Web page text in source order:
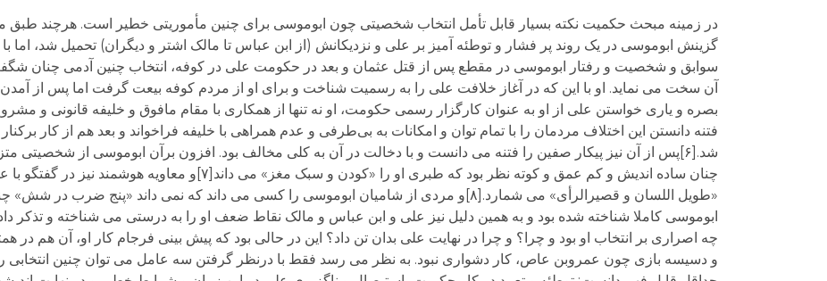
در زمینه مبحث حکمیت نکته بسیار قابل تأمل انتخاب شخصیتی چون ابوموسی برای چنین مأموریتی خطیر است. هرچند طبق
گزینش ابوموسی در یک روند پر فشار و توطئه آمیز بر علی و نزدیکانش (از ابن عباس تا مالک اشتر و دیگران) تحمیل شد، اما با
سوابق و شخصیت و رفتار ابوموسی در مقطع پس از قتل عثمان و بعد در حکومت علی در کوفه، انتخاب چنین آدمی چنان
آن سخت می نماید. او با این که در آغاز خلافت علی را به رسمیت شناخت و برای او از مردم کوفه بیعت گرفت اما پس از
بصره و یاری خواستن علی از او به عنوان کارگزار رسمی حکومت، او نه تنها از همکاری با مقام مافوق و خلیفه قانونی و
فتنه دانستن این اختلاف مردمان را با تمام توان و امکانات به بی‌طرفی و عدم همراهی با خلیفه فراخواند و بعد هم از کار
شد.[۶]پس از آن نیز پیکار صفین را فتنه می دانست و با دخالت در آن به کلی مخالف بود. افزون برآن ابوموسی از شخصیتی
چنان ساده اندیش و کم عمق و کوته نظر بود که طبری او را «کودن و سبک مغز» می داند[۷]و
ابوموسی کاملا شناخته شده بود و به همین دلیل نیز علی و ابن عباس و مالک نقاط ضعف او را به درستی می شناخته و تذکر داده
چه اصراری بر انتخاب او بود و چرا؟ و چرا در نهایت علی بدان تن داد؟ این در حالی بود که پیش بینی فرجام کار او، آن هم در
و دسیسه بازی چون عمروبن عاص، کار دشواری نبود. به نظر می رسد فقط با درنظر گرفتن سه عامل می توان چنین انتخابی